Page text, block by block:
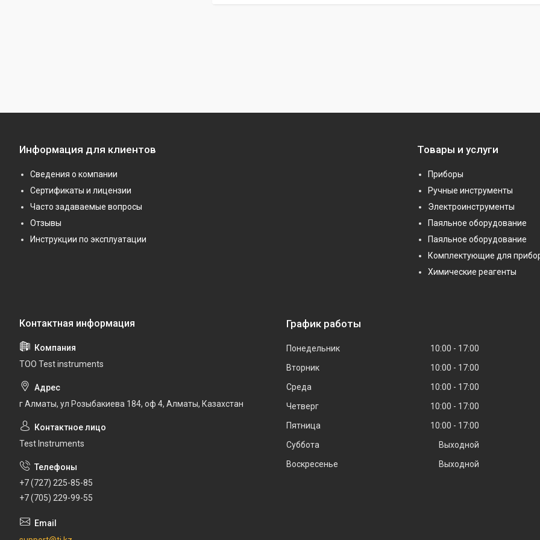
Информация для клиентов
Сведения о компании
Сертификаты и лицензии
Часто задаваемые вопросы
Отзывы
Инструкции по эксплуатации
Товары и услуги
Приборы
Ручные инструменты
Электроинструменты
Паяльное оборудование
Паяльное оборудование
Комплектующие для
Химические реагенты
ТОО Test instruments
г Алматы, ул Розыбакиева 184, оф 4, Алматы, Казахстан
Test Instruments
+7 (727) 225-85-85
+7 (705) 229-99-55
График работы
Понедельник 10:00
17:00
Вторник
10:00
17:00
Среда
10:00
17:00
Четверг
10:00
17:00
Пятница
10:00
17:00
Суббота
Выходной
Воскресенье
Выходной